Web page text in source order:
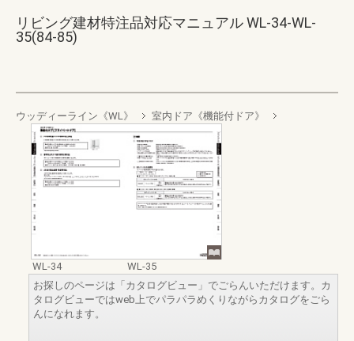
リビング建材特注品対応マニュアル WL-34-WL-
35(84-85)
ウッディーライン《WL》 室内ドア《機能付ドア》
WL-34
WL-35
お探しのページは「カタログビュー」でごらんいただけます。カ
タログビューではweb上でパラパラめくりながらカタログをごら
んになれます。